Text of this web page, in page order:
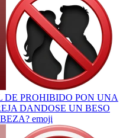
DE PROHIBIDO PON UNA
DANDOSE UN BESO
emoji